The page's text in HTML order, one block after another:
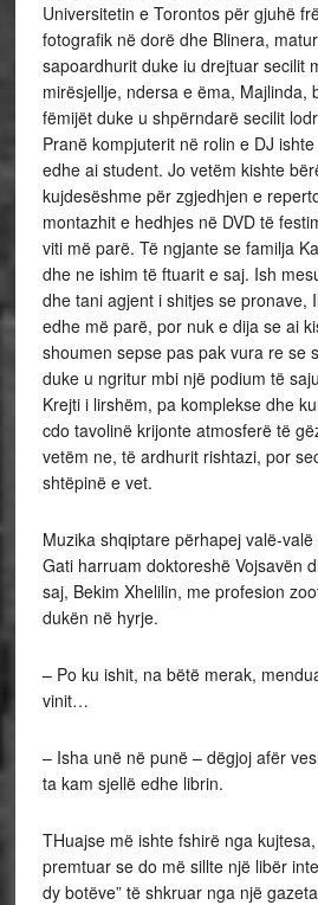
Universitetin e Torontos për gjuhë
fotografik në dorë dhe Blinera,
sapoardhurit duke iu drejtuar secilit
mirësjellje, ndersa e ëma, Majlinda,
fëmijët duke u shpërndarë secilit
Pranë kompjuterit në rolin e DJ
edhe ai student. Jo vetëm kishte
kujdesëshme për zgjedhjen e
montazhit e hedhjes në DVD të
viti më parë. Të ngjante se familja
dhe ne ishim të ftuarit e saj. Ish
dhe tani agjent i shitjes se pronave,
edhe më parë, por nuk e dija se ai
shoumen sepse pas pak vura re se
duke u ngritur mbi një podium të
Krejti i lirshëm, pa komplekse dhe
cdo tavolinë krijonte atmosferë të
vetëm ne, të ardhurit rishtazi, por
shtëpinë e vet.
Muzika shqiptare përhapej valë-
Gati harruam doktoreshë Vojsavën
saj, Bekim Xhelilin, me profesion
dukën në hyrje.
– Po ku ishit, na bëtë merak,
vinit…
– Isha unë në punë – dëgjoj afër
ta kam sjellë edhe librin.
THuajse më ishte fshirë nga
premtuar se do më sillte një libër
dy botëve” të shkruar nga një